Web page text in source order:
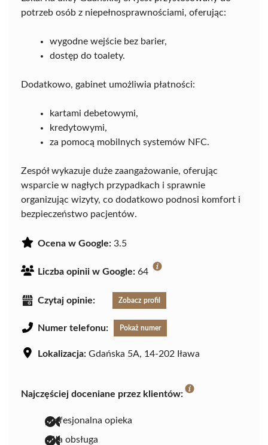
potrzeb osób z niepełnosprawnościami, oferując:
wygodne wejście bez barier,
dostęp do toalety.
Dodatkowo, gabinet umożliwia płatności:
kartami debetowymi,
kredytowymi,
za pomocą mobilnych systemów NFC.
Zespół wykazuje duże zaangażowanie, oferując
wsparcie w nagłych przypadkach i sprawnie
organizując wizyty, co dodatkowo podnosi komfort i
bezpieczeństwo pacjentów.
Ocena w Google: 3.5
Liczba opinii w Google: 64
Czytaj opinie: Zobacz profil
Numer telefonu: Pokaż numer
Lokalizacja: Gdańska 5A, 14-202 Iława
Najczęściej doceniane przez klientów:
profesjonalna opieka
miła obsługa